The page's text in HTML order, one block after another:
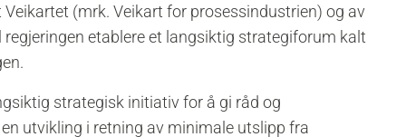
(mrk. Veikart for prosessindustrien) og av
etablere et langsiktig strategiforum kalt
strategisk initiativ for å gi råd og
utvikling i retning av minimale utslipp fra